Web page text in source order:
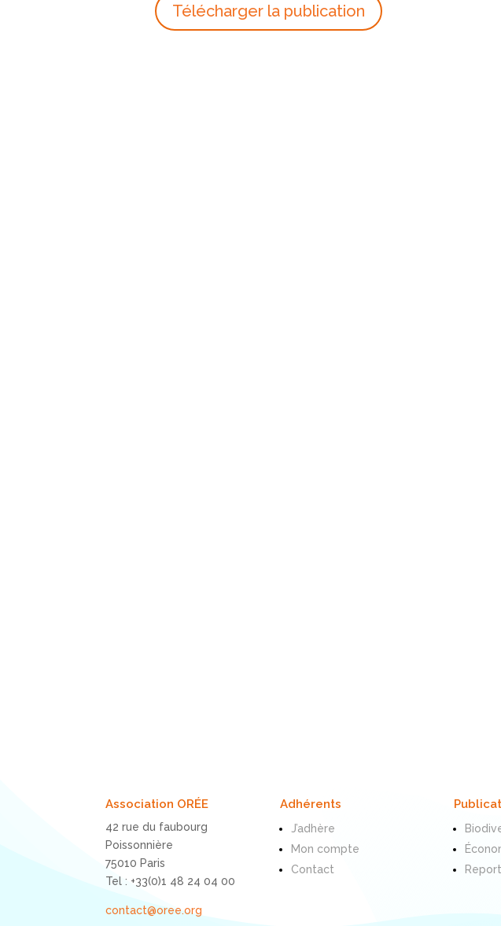
Télécharger la publication
Association ORÉE
42 rue du faubourg
Poissonnière
75010 Paris
Tel : +33(0)1 48 24 04 00
contact@oree.org
Adhérents
J’adhère
Mon compte
Contact